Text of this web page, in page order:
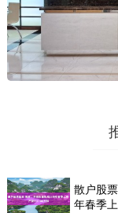
散户股
年春季